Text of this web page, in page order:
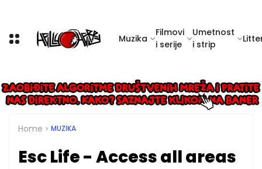
Muzika
Filmovi
i serije
Umetnost
i strip
Home MUZIKA
Esc Life - Access all areas